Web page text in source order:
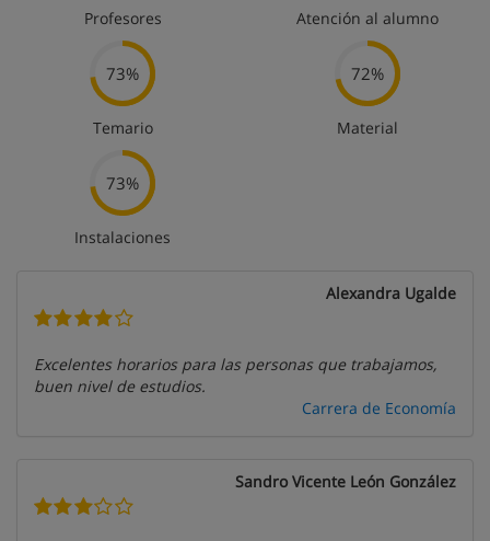
Profesores Atención al alumno
73%
Temario
72%
Material
73%
Instalaciones
Alexandra Ugalde
Excelentes horarios para las personas que trabajamos,
buen nivel de estudios.
Carrera de Economía
Sandro Vicente León González